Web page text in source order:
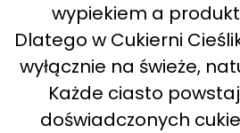
wypiekiem a
Dlatego w Cukierni
wyłącznie na świeże,
Każde ciasto
doświadczonych